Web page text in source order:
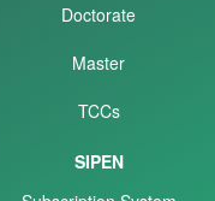
Doctorate
Master
TCCs
SIPEN